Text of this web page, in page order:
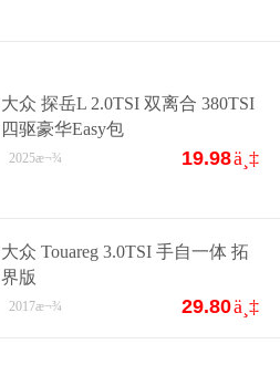
大众 探岳L 2.0TSI 双离合 380TSI
四驱豪华Easy包
19.98ä¸‡
2025æ¬¾
大众 Touareg 3.0TSI 手自一体 拓
界版
29.80ä¸‡
2017æ¬¾